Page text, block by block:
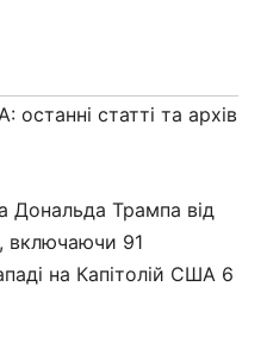
статті та архів
Дональда Трампа від
включаючи 91
на Капітолій США 6